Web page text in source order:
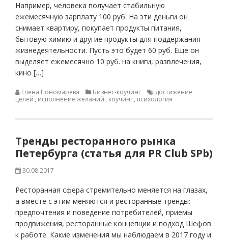
Например, человека получает стабильную
ежемесячную зарплату 100 руб. На эти деньги он
снимает квартиру, покупает продукты питания,
бытовую химию и другие продукты для поддержания
жизнедеятельности. Пусть это будет 60 руб. Еще он
выделяет ежемесячно 10 руб. на книги, развлечения,
кино […]
Елена Пономарева Бизнес-коучинг
достижение
целей , исполнение желаний , коучинг, психология
Тренды ресторанного рынка
Петербурга (статья для PR Club SPb)
30.08.2017
Ресторанная сфера стремительно меняется на глазах,
а вместе с этим меняются и ресторанные тренды:
предпочтения и поведение потребителей, приемы
продвижения, ресторанные концепции и подход Шефов
к работе. Какие изменения мы наблюдаем в 2017 году и